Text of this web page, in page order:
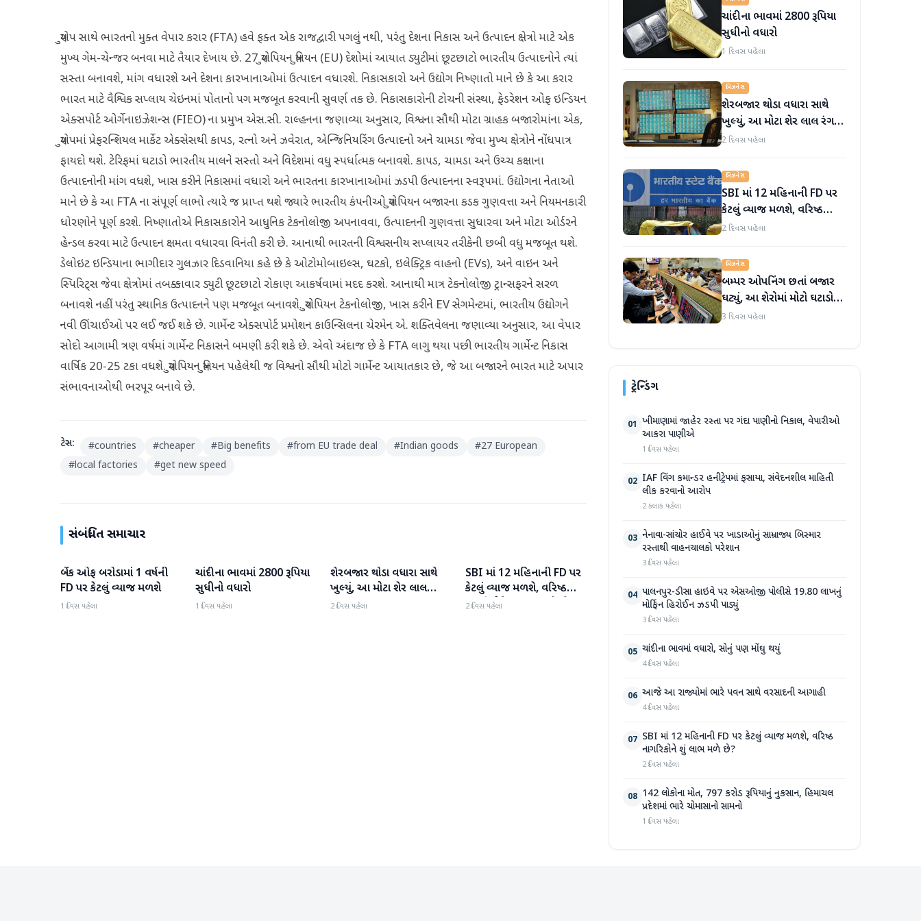
યુરોપ સાથે ભારતનો મુક્ત વેપાર કરાર (FTA) હવે ફક્ત એક રાજદ્વારી પગલું નથી, પરંતુ દેશના નિકાસ અને ઉત્પાદન ક્ષેત્રો માટે એક
મુખ્ય ગેમ-ચેન્જર બનવા માટે તૈયાર દેખાય છે. 27 યુરોપિયન યુનિયન (EU) દેશોમાં આયાત ડ્યુટીમાં છૂટછાટો ભારતીય ઉત્પાદનોને ત્યાં
સસ્તા બનાવશે, માંગ વધારશે અને દેશના કારખાનાઓમાં ઉત્પાદન વધારશે. નિકાસકારો અને ઉદ્યોગ નિષ્ણાતો માને છે કે આ કરાર
ભારત માટે વૈશ્વિક સપ્લાય ચેઇનમાં પોતાનો પગ મજબૂત કરવાની સુવર્ણ તક છે. નિકાસકારોની ટોચની સંસ્થા, ફેડરેશન ઓફ ઇન્ડિયન
એક્સપોર્ટ ઓર્ગેનાઇઝેશન્સ (FIEO) ના પ્રમુખ એસ.સી. રાલ્હનના જણાવ્યા અનુસાર, વિશ્વના સૌથી મોટા ગ્રાહક બજારોમાંના એક,
યુરોપમાં પ્રેફરન્શિયલ માર્કેટ એક્સેસથી કાપડ, રત્નો અને ઝવેરાત, એન્જિનિયરિંગ ઉત્પાદનો અને ચામડા જેવા મુખ્ય ક્ષેત્રોને નોંધપાત્ર
ફાયદો થશે. ટેરિફમાં ઘટાડો ભારતીય માલને સસ્તો અને વિદેશમાં વધુ સ્પર્ધાત્મક બનાવશે. કાપડ, ચામડા અને ઉચ્ચ કક્ષાના
ઉત્પાદનોની માંગ વધશે, ખાસ કરીને નિકાસમાં વધારો અને ભારતના કારખાનાઓમાં ઝડપી ઉત્પાદનના સ્વરૂપમાં. ઉદ્યોગના નેતાઓ
માને છે કે આ FTA ના સંપૂર્ણ લાભો ત્યારે જ પ્રાપ્ત થશે જ્યારે ભારતીય કંપનીઓ યુરોપિયન બજારના કડક ગુણવત્તા અને નિયમનકારી
ધોરણોને પૂર્ણ કરશે. નિષ્ણાતોએ નિકાસકારોને આધુનિક ટેકનોલોજી અપનાવવા, ઉત્પાદનની ગુણવત્તા સુધારવા અને મોટા ઓર્ડરને
હેન્ડલ કરવા માટે ઉત્પાદન ક્ષમતા વધારવા વિનંતી કરી છે. આનાથી ભારતની વિશ્વસનીય સપ્લાયર તરીકેની છબી વધુ મજબૂત થશે.
ડેલોઇટ ઇન્ડિયાના ભાગીદાર ગુલઝાર દિડવાનિયા કહે છે કે ઓટોમોબાઇલ્સ, ઘટકો, ઇલેક્ટ્રિક વાહનો (EVs), અને વાઇન અને
સ્પિરિટ્સ જેવા ક્ષેત્રોમાં તબક્કાવાર ડ્યુટી છૂટછાટો રોકાણ આકર્ષવામાં મદદ કરશે. આનાથી માત્ર ટેકનોલોજી ટ્રાન્સફરને સરળ
બનાવશે નહીં પરંતુ સ્થાનિક ઉત્પાદનને પણ મજબૂત બનાવશે. યુરોપિયન ટેકનોલોજી, ખાસ કરીને EV સેગમેન્ટમાં, ભારતીય ઉદ્યોગને
નવી ઊંચાઈઓ પર લઈ જઈ શકે છે. ગાર્મેન્ટ એક્સપોર્ટ પ્રમોશન કાઉન્સિલના ચેરમેન એ. શક્તિવેલના જણાવ્યા અનુસાર, આ વેપાર
સોદો આગામી ત્રણ વર્ષમાં ગાર્મેન્ટ નિકાસને બમણી કરી શકે છે. એવો અંદાજ છે કે FTA લાગુ થયા પછી ભારતીય ગાર્મેન્ટ નિકાસ
વાર્ષિક 20-25 ટકા વધશે. યુરોપિયન યુનિયન પહેલેથી જ વિશ્વનો સૌથી મોટો ગાર્મેન્ટ આયાતકાર છે, જે આ બજારને ભારત માટે અપાર
સંભાવનાઓથી ભરપૂર બનાવે છે.
ટેગ્સ: #countries #cheaper #Big benefits #from EU trade deal #Indian goods #27 European
#local factories #get new speed
સંબંધિત સમાચાર
બિઝનેસ
બેંક ઓફ બરોડામાં 1 વર્ષની
FD પર કેટલું વ્યાજ મળશે
1 દિવસ પહેલા
બિઝનેસ
ચાંદીના ભાવમાં 2800 રૂપિયા
સુધીનો વધારો
1 દિવસ પહેલા
બિઝનેસ
શેરબજાર થોડા વધારા સાથે
ખુલ્યું, આ મોટા શેર લાલ
રંગમાં ખુલ્યા
2 દિવસ પહેલા
બિઝનેસ
SBI માં 12 મહિનાની FD પર
કેટલું વ્યાજ મળશે, વરિષ્ઠ
નાગરિકોને શું લાભ મળે છે?
2 દિવસ પહેલા
ચાંદીના ભાવમાં 2800 રૂપિયા
સુધીનો વધારો
1 દિવસ પહેલા
બિઝનેસ
શેરબજાર થોડા વધારા સાથે
ખુલ્યું, આ મોટા શેર લાલ રંગમાં
ખુલ્યા
2 દિવસ પહેલા
બિઝનેસ
SBI માં 12 મહિનાની FD પર
કેટલું વ્યાજ મળશે, વરિષ્ઠ
નાગરિકોને શું લાભ મળે છે?
2 દિવસ પહેલા
બિઝનેસ
બમ્પર ઓપનિંગ છતાં બજાર
ઘટ્યું, આ શેરોમાં મોટો ઘટાડો
જોવા મળ્યો
3 દિવસ પહેલા
ટ્રેન્ડિંગ
01 ખીમાણામાં જાહેર રસ્તા પર ગંદા પાણીનો નિકાલ, વેપારીઓ
આકરા પાણીએ
1 દિવસ પહેલા
02 IAF વિંગ કમાન્ડર હનીટ્રેપમાં ફસાયા, સંવેદનશીલ માહિતી
લીક કરવાનો આરોપ
2 કલાક પહેલા
03 નેનાવા-સાંચોર હાઈવે પર ખાડાઓનું સામ્રાજ્ય બિસ્માર
રસ્તાથી વાહનચાલકો પરેશાન
3 દિવસ પહેલા
04 પાલનપુર-ડીસા હાઇવે પર એસઓજી પોલીસે 19.80 લાખનું
મોર્ફિન હિરોઈન ઝડપી પાડ્યું
3 દિવસ પહેલા
05 ચાંદીના ભાવમાં વધારો, સોનું પણ મોંઘુ થયું
4 દિવસ પહેલા
06 આજે આ રાજ્યોમાં ભારે પવન સાથે વરસાદની આગાહી
4 દિવસ પહેલા
07 SBI માં 12 મહિનાની FD પર કેટલું વ્યાજ મળશે, વરિષ્ઠ
નાગરિકોને શું લાભ મળે છે?
2 દિવસ પહેલા
08 142 લોકોના મોત, 797 કરોડ રૂપિયાનું નુકસાન, હિમાચલ
પ્રદેશમાં ભારે ચોમાસાનો સામનો
1 દિવસ પહેલા